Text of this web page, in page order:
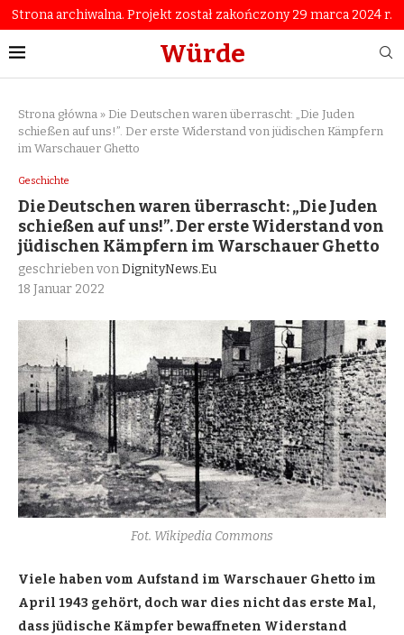
Strona archiwalna. Projekt został zakończony 29 marca 2024 r.
Würde
Strona główna » Die Deutschen waren überrascht: „Die Juden
schießen auf uns!”. Der erste Widerstand von jüdischen Kämpfern
im Warschauer Ghetto
Geschichte
Die Deutschen waren überrascht: „Die Juden
schießen auf uns!”. Der erste Widerstand von
jüdischen Kämpfern im Warschauer Ghetto
geschrieben vonDignityNews.eu
18 Januar 2022
Fot. Wikipedia Commons
Viele haben vom Aufstand im Warschauer Ghetto im
April 1943 gehört, doch war dies nicht das erste Mal,
dass jüdische Kämpfer bewaffneten Widerstand